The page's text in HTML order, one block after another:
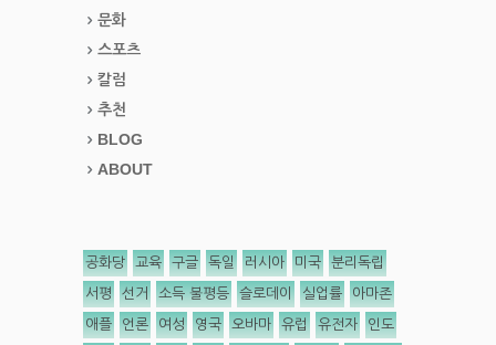
문화
스포츠
칼럼
추천
BLOG
ABOUT
공화당 교육 구글 독일 러시아 미국 분리독립
서평 선거 소득 불평등 슬로데이 실업률 아마존
애플 언론 여성 영국 오바마 유럽 유전자 인도